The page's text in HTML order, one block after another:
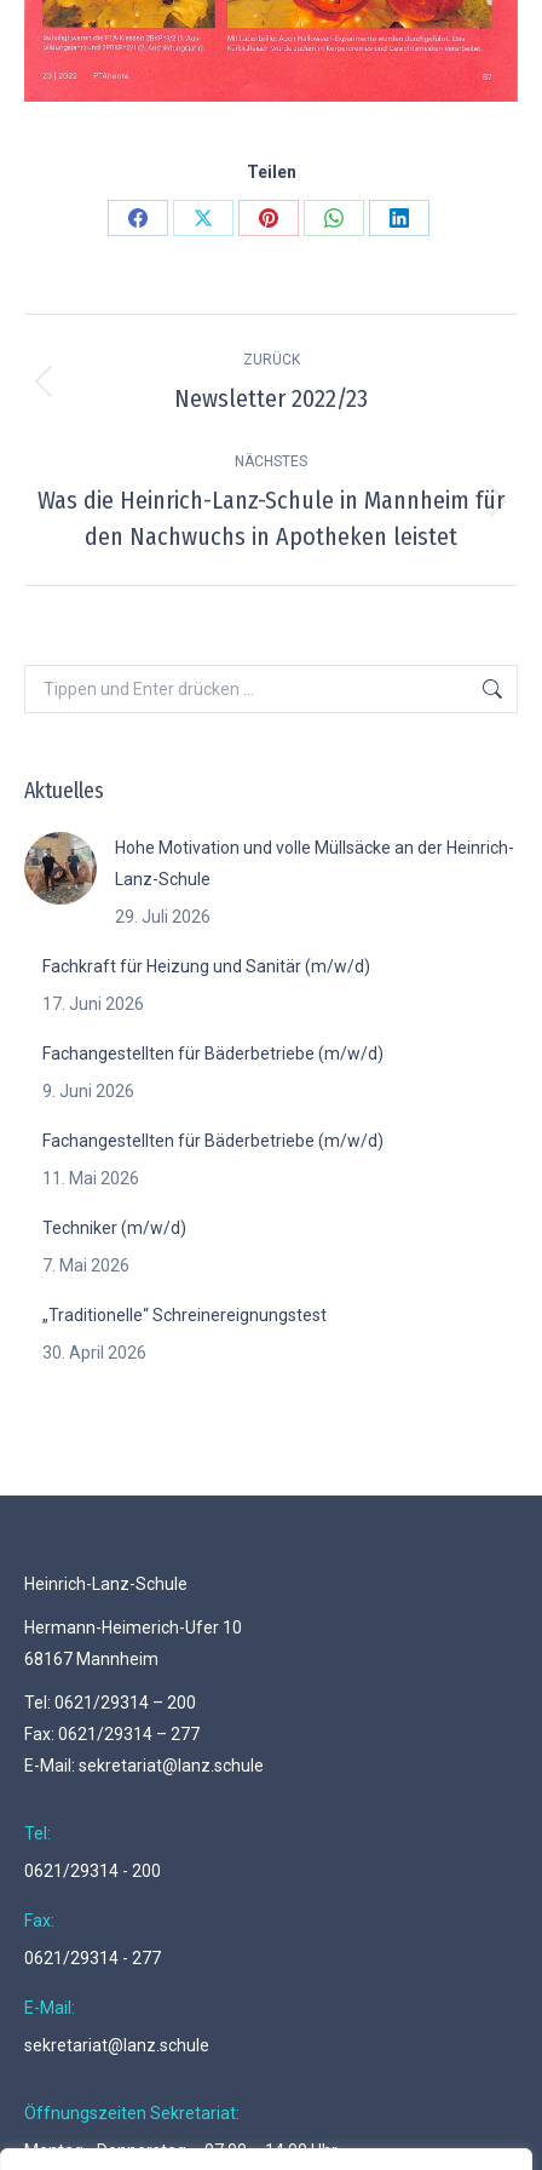
Teilen
Teilen
Teilen
Teilen
Teilen
Teilen
ZURÜCK
Vorheriger
Newsletter 2022/23
NÄCHSTES
Nächster
Beitrag:
Was die Heinrich-Lanz-Schule in Mannheim für
den Nachwuchs in Apotheken leistet
Search:
Aktuelles
Hohe Motivation und volle Müllsäcke an der Heinrich-
Lanz-Schule
29. Juli 2026
Fachkraft für Heizung und Sanitär (m/w/d)
17. Juni 2026
Fachangestellten für Bäderbetriebe (m/w/d)
9. Juni 2026
Fachangestellten für Bäderbetriebe (m/w/d)
11. Mai 2026
Techniker (m/w/d)
7. Mai 2026
„Traditionelle“ Schreinereignungstest
30. April 2026
Heinrich-Lanz-Schule
Hermann-Heimerich-Ufer 10
68167 Mannheim
Tel: 0621/29314 – 200
Fax: 0621/29314 – 277
E-Mail: sekretariat@lanz.schule
Tel:
0621/29314 - 200
Fax:
0621/29314 - 277
E-Mail:
sekretariat@lanz.schule
Öffnungszeiten Sekretariat:
Montag - Donnerstag … 07.00 – 14.00 Uhr